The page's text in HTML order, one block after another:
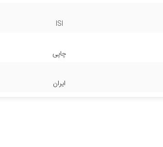
ISI
چاپی
ایران